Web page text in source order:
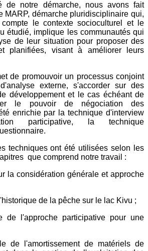
de notre démarche, nous avons fait
MARP, démarche pluridisciplinaire qui,
le contexte socioculturel et le
étudié, implique les communautés qui
de leur situation pour proposer des
planifiées, visant à améliorer leurs
de promouvoir un processus conjoint
externe, s'accorder sur des
développement et le cas échéant de
le pouvoir de négociation des
enrichie par la technique d'interview
participative, la technique
techniques ont été utilisées selon les
que comprend notre travail :
la considération générale et approche
de la pêche sur le lac Kivu ;
de l'approche participative pour une
de l'amortissement de matériels de